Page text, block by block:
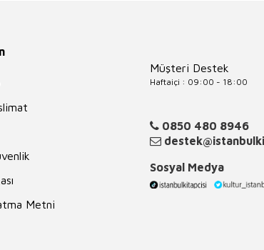
Metni
Müşteri Destek
Haftaiçi : 09:00 - 18:00
0850 480 8946
Sosyal Medya